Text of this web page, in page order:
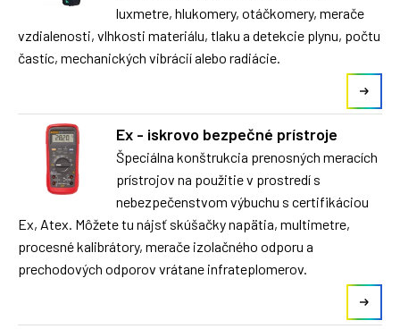
luxmetre, hlukomery, otáčkomery, merače
vzdialenosti, vlhkosti materiálu, tlaku a detekcie plynu, počtu
častíc, mechanických vibrácií alebo radiácie.
Ex - iskrovo bezpečné prístroje
Špeciálna konštrukcia prenosných meracích
prístrojov na použitie v prostredí s
nebezpečenstvom výbuchu s certifikáciou
Ex, Atex. Môžete tu nájsť skúšačky napätia, multimetre,
procesné kalibrátory, merače izolačného odporu a
prechodových odporov vrátane infrateplomerov.